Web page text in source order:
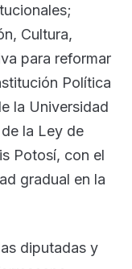
Cultura,
para reformar
Política
la Universidad
la Ley de
Potosí, con el
gradual en la
diputadas y